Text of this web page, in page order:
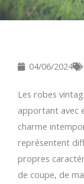
04/06/2024
Les robes
apportant avec
charme
représentent
propres
de coupe, de